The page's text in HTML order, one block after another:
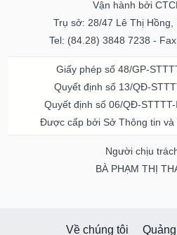
Vận hành bởi
Trụ sở: 28/47 Lê Thị Hồng,
Tel: (84.28) 3848 7238 -
Giấy phép số 48/GP-
Quyết định số 13/QĐ-
Quyết định số 06/QĐ-
Được cấp bởi Sở Thông tin và
Người chịu
BÀ PHẠM THỊ
Về chúng tôi